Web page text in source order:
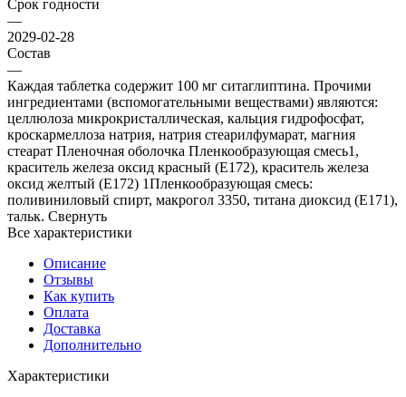
Срок годности
—
2029-02-28
Состав
—
Каждая таблетка содержит 100 мг ситаглиптина. Прочими
ингредиентами (вспомогательными веществами) являются:
целлюлоза микрокристаллическая, кальция гидрофосфат,
кроскармеллоза натрия, натрия стеарилфумарат, магния
стеарат Пленочная оболочка Пленкообразующая смесь1,
краситель железа оксид красный (Е172), краситель железа
оксид желтый (Е172) 1Пленкообразующая смесь:
поливиниловый спирт, макрогол 3350, титана диоксид (Е171),
тальк. Свернуть
Все характеристики
Описание
Отзывы
Как купить
Оплата
Доставка
Дополнительно
Характеристики